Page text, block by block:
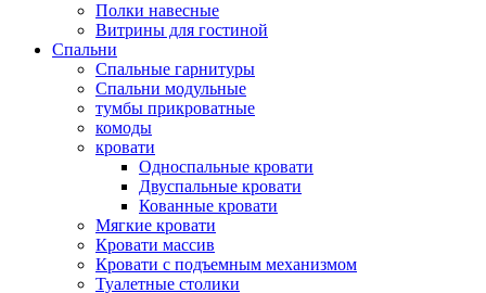
Полки навесные
Витрины для гостиной
Спальни
Спальные гарнитуры
Спальни модульные
тумбы прикроватные
комоды
кровати
Односпальные кровати
Двуспальные кровати
Кованные кровати
Мягкие кровати
Кровати массив
Кровати с подъемным механизмом
Туалетные столики